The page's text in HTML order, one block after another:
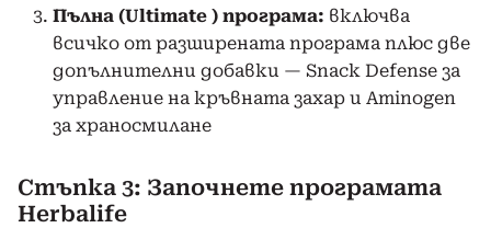
Пълна (Ultimate ) програма: включва
всичко от разширената програма плюс две
допълнителни добавки — Snack Defense за
управление на кръвната захар и Aminogen
за храносмилане
Стъпка 3: Започнете програмата
Herbalife